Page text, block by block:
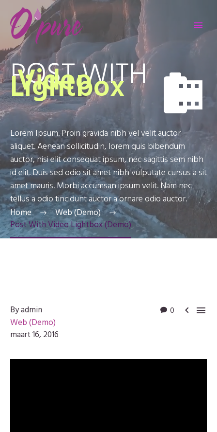


POST WITH
Video
Lightbox
Lorem Ipsum. Proin gravida nibh vel velit auctor
aliquet. Aenean sollicitudin, lorem quis bibendum
auctor, nisi elit consequat ipsum, nec sagittis sem nibh
id elit. Duis sed odio sit amet nibh vulputate cursus a sit
amet mauris. Morbi accumsan ipsum velit. Nam nec
tellus a odio tincidunt auctor a ornare odio auctor.
Home
Web (Demo)
Post With Video Lightbox (Demo)
0  
By admin
Web (Demo)
maart 16, 2016